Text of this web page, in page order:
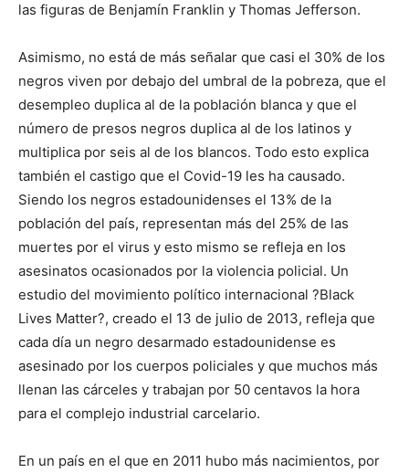
las figuras de Benjamín Franklin y Thomas Jefferson.
Asimismo, no está de más señalar que casi el 30% de los
negros viven por debajo del umbral de la pobreza, que el
desempleo duplica al de la población blanca y que el
número de presos negros duplica al de los latinos y
multiplica por seis al de los blancos. Todo esto explica
también el castigo que el Covid-19 les ha causado.
Siendo los negros estadounidenses el 13% de la
población del país, representan más del 25% de las
muertes por el virus y esto mismo se refleja en los
asesinatos ocasionados por la violencia policial. Un
estudio del movimiento político internacional ?Black
Lives Matter?, creado el 13 de julio de 2013, refleja que
cada día un negro desarmado estadounidense es
asesinado por los cuerpos policiales y que muchos más
llenan las cárceles y trabajan por 50 centavos la hora
para el complejo industrial carcelario.
En un país en el que en 2011 hubo más nacimientos, por